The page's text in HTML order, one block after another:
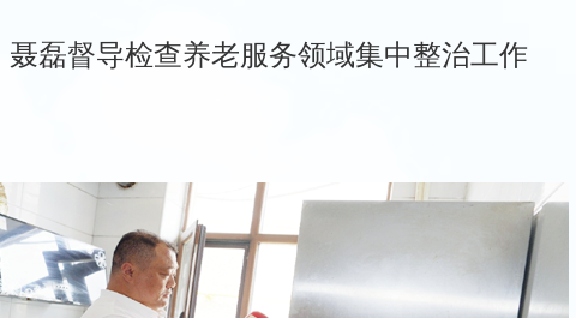
聂磊督导检查养老服务领域集中整治工作